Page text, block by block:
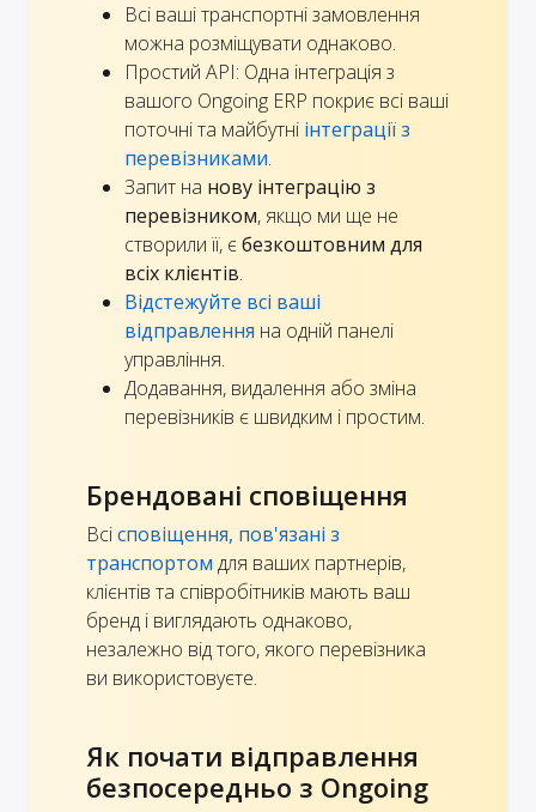
Всі ваші транспортні замовлення
можна розміщувати однаково.
Простий API: Одна інтеграція з
вашого Ongoing ERP покриє всі ваші
поточні та майбутні інтеграції з
перевізниками.
Запит на нову інтеграцію з
перевізником, якщо ми ще не
створили її, єбезкоштовним для
всіх клієнтів.
Відстежуйте всі ваші
відправлення на одній панелі
управління.
Додавання, видалення або зміна
перевізників є швидким і простим.
Брендовані сповіщення
Всісповіщення, пов'язані з
транспортом для ваших партнерів,
клієнтів та співробітників мають ваш
бренд і виглядають однаково,
незалежно від того, якого перевізника
ви використовуєте.
Як почати відправлення
безпосередньо з Ongoing